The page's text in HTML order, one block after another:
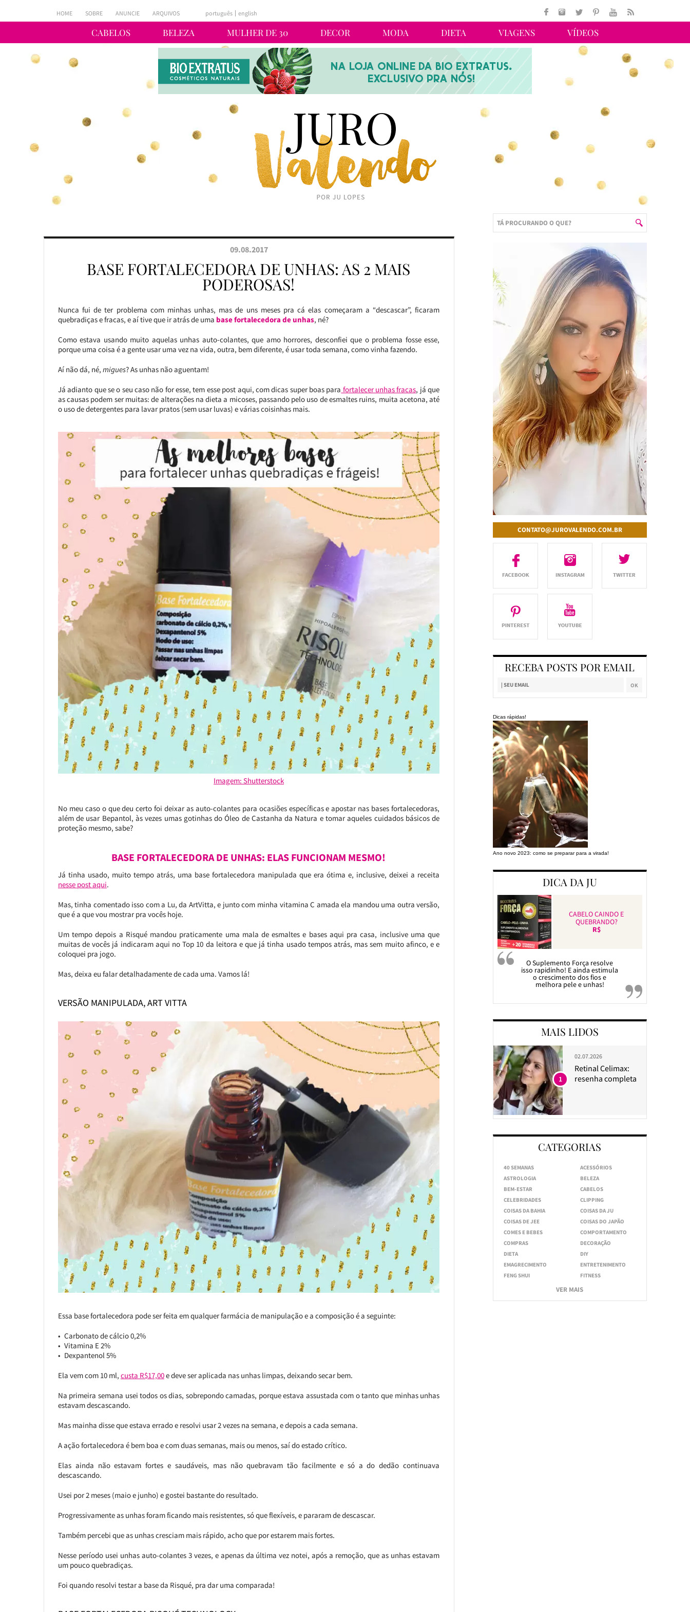
CABELOS BELEZA MULHER DE 30 DECOR MODA DIETA VIAGENS VÍDEOS
HOME SOBRE ANUNCIE ARQUIVOS português english
09.08.2017
BASE FORTALECEDORA DE UNHAS: AS 2 MAIS
PODEROSAS!
Nunca fui de ter problema com minhas unhas, mas de uns meses pra cá elas começaram a “descascar”, ficaram
quebradiças e fracas, e aí tive que ir atrás de uma base fortalecedora de unhas, né?
Como estava usando muito aquelas unhas auto-colantes, que amo horrores, desconfiei que o problema fosse esse,
porque uma coisa é a gente usar uma vez na vida, outra, bem diferente, é usar toda semana, como vinha fazendo.
Aí não dá, né, migues? As unhas não aguentam!
Já adianto que se o seu caso não for esse, tem esse post aqui, com dicas super boas para fortalecer unhas fracas, já que
as causas podem ser muitas: de alterações na dieta a micoses, passando pelo uso de esmaltes ruins, muita acetona, até
o uso de detergentes para lavar pratos (sem usar luvas) e várias coisinhas mais.
Imagem: Shutterstock
No meu caso o que deu certo foi deixar as auto-colantes para ocasiões específicas e apostar nas bases fortalecedoras,
além de usar Bepantol, às vezes umas gotinhas do Óleo de Castanha da Natura e tomar aqueles cuidados básicos de
proteção mesmo, sabe?
BASE FORTALECEDORA DE UNHAS: ELAS FUNCIONAM MESMO!
Já tinha usado, muito tempo atrás, uma base fortalecedora manipulada que era ótima e, inclusive, deixei a receita
nesse post aqui.
Mas, tinha comentado isso com a Lu, da ArtVitta, e junto com minha vitamina C amada ela mandou uma outra versão,
que é a que vou mostrar pra vocês hoje.
Um tempo depois a Risqué mandou praticamente uma mala de esmaltes e bases aqui pra casa, inclusive uma que
muitas de vocês já indicaram aqui no Top 10 da leitora e que já tinha usado tempos atrás, mas sem muito afinco, e e
coloquei pra jogo.
Mas, deixa eu falar detalhadamente de cada uma. Vamos lá!
VERSÃO MANIPULADA, ART VITTA
Essa base fortalecedora pode ser feita em qualquer farmácia de manipulação e a composição é a seguinte:
Carbonato de cálcio 0,2%
Vitamina E 2%
Dexpantenol 5%
Ela vem com 10 ml, custa R$17,00e deve ser aplicada nas unhas limpas, deixando secar bem.
Na primeira semana usei todos os dias, sobrepondo camadas, porque estava assustada com o tanto que minhas unhas
estavam descascando.
Mas mainha disse que estava errado e resolvi usar 2 vezes na semana, e depois a cada semana.
A ação fortalecedora é bem boa e com duas semanas, mais ou menos, saí do estado crítico.
Elas ainda não estavam fortes e saudáveis, mas não quebravam tão facilmente e só a do dedão continuava
descascando.
Usei por 2 meses (maio e junho) e gostei bastante do resultado.
Progressivamente as unhas foram ficando mais resistentes, só que flexíveis, e pararam de descascar.
Também percebi que as unhas cresciam mais rápido, acho que por estarem mais fortes.
Nesse período usei unhas auto-colantes 3 vezes, e apenas da última vez notei, após a remoção, que as unhas estavam
um pouco quebradiças.
Foi quando resolvi testar a base da Risqué, pra dar uma comparada!
CONTATO@JUROVALENDO.COM.BR
RECEBA POSTS POR EMAIL
Dicas rápidas!
Ano novo 2023: como se preparar para a virada!
DICA DA JU
CABELO CAINDO E
QUEBRANDO?
R$
O Suplemento Força resolve
isso rapidinho! E ainda estimula
o crescimento dos fios e
melhora pele e unhas!
MAIS LIDOS
02.07.2026
Retinal Celimax:
resenha completa
1
CATEGORIAS
40 SEMANAS
ACESSÓRIOS
ASTROLOGIA
BELEZA
BEM-ESTAR
CABELOS
CELEBRIDADES
CLIPPING
COISAS DA BAHIA
COISAS DA JU
COISAS DE JEE
COISAS DO JAPÃO
COMES E BEBES
COMPORTAMENTO
COMPRAS
DECORAÇÃO
DIETA
DIY
EMAGRECIMENTO
ENTRETENIMENTO
FENG SHUI
FITNESS
VER MAIS